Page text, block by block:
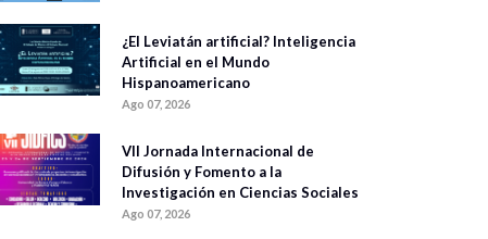
¿El Leviatán artificial? Inteligencia
Artificial en el Mundo
Hispanoamericano
Ago 07, 2026
VII Jornada Internacional de
Difusión y Fomento a la
Investigación en Ciencias Sociales
Ago 07, 2026